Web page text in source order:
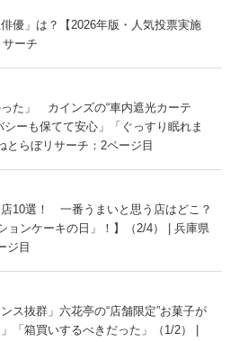
優」は？【2026年版・人気投票実施
ーチ
った」 カインズの“車内遮光カーテ
ーも保てて安心」「ぐっすり眠れま
とらぼリサーチ：2ページ目
10選！ 一番うまいと思う店はどこ？
ョンケーキの日」！】（2/4） | 兵庫県
ジ目
ス抜群」六花亭の“店舗限定”お菓子が
「箱買いするべきだった」（1/2） |